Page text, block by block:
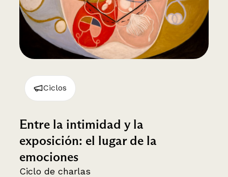
Ciclos
Entre la intimidad y la
exposición: el lugar de la
emociones
Ciclo de charlas